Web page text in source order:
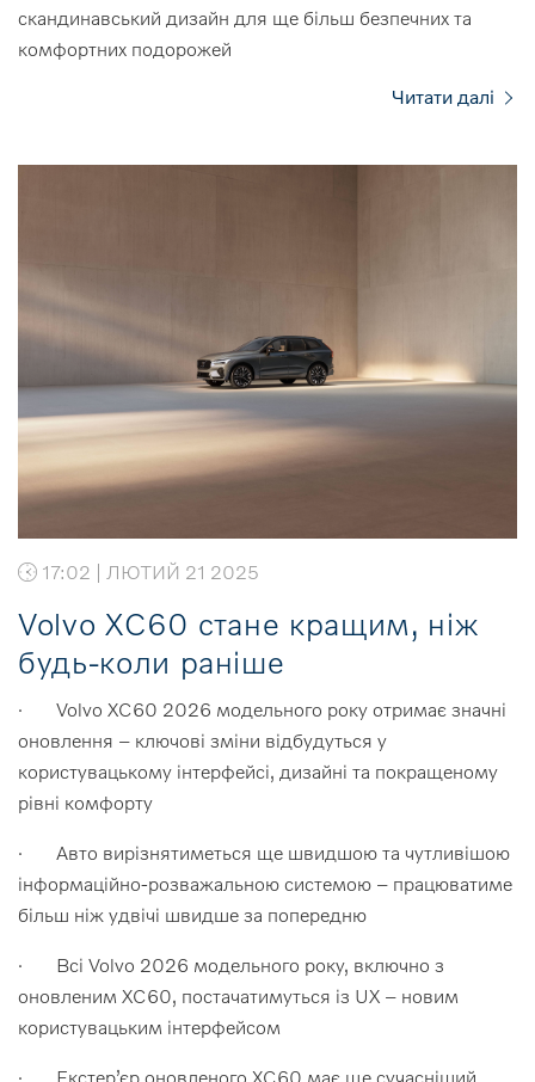
скандинавський дизайн для ще більш безпечних та
комфортних подорожей
Читати далі
17:02 | ЛЮТИЙ 21 2025
Volvo XC60 стане кращим, ніж
будь-коли раніше
· Volvo XC60 2026 модельного року отримає значні
оновлення – ключові зміни відбудуться у
користувацькому інтерфейсі, дизайні та покращеному
рівні комфорту
· Авто вирізнятиметься ще швидшою та чутливішою
інформаційно-розважальною системою – працюватиме
більш ніж удвічі швидше за попередню
· Всі Volvo 2026 модельного року, включно з
оновленим XC60, постачатимуться із UX – новим
користувацьким інтерфейсом